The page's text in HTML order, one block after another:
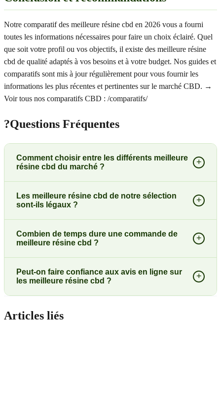
Notre comparatif des meilleure résine cbd en 2026 vous a fourni
toutes les informations nécessaires pour faire un choix éclairé. Quel
que soit votre profil ou vos objectifs, il existe des meilleure résine
cbd de qualité adaptés à vos besoins et à votre budget. Nos guides et
comparatifs sont mis à jour régulièrement pour vous fournir les
informations les plus récentes et pertinentes sur le marché CBD. →
Voir tous nos comparatifs CBD : /comparatifs/
?Questions Fréquentes
Comment choisir entre les différents meilleure
résine cbd du marché ?
+
Les meilleure résine cbd de notre sélection
sont-ils légaux ?
+
Combien de temps dure une commande de
meilleure résine cbd ?
+
Peut-on faire confiance aux avis en ligne sur
les meilleure résine cbd ?
+
Articles liés